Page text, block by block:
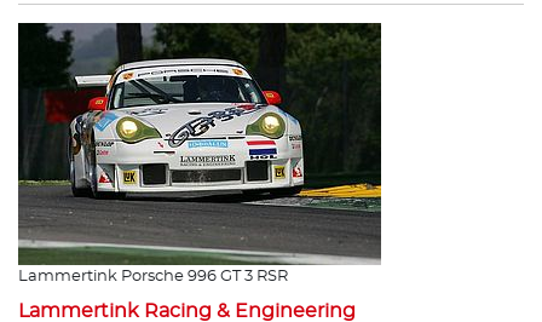
Lammertink Porsche 996 GT 3 RSR
Lammertink Racing & Engineering